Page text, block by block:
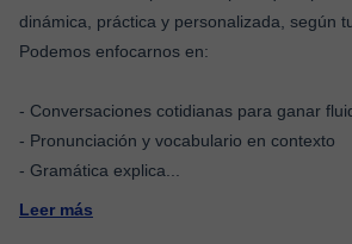
dinámica, práctica y personalizada, según
Podemos enfocarnos en:
- Conversaciones cotidianas para ganar
- Pronunciación y vocabulario en contexto
- Gramática explica
Leer más